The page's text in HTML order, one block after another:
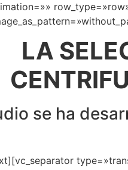
LA
se ha